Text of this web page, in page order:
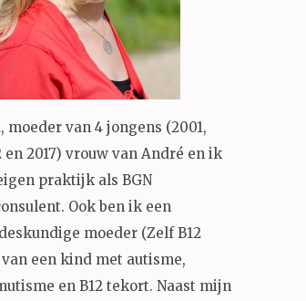
moeder van 4 jongens (2001,
en 2017) vrouw van André en ik
praktijk als BGN
Ook ben ik een
moeder (Zelf B12
een kind met autisme,
en B12 tekort. Naast mijn